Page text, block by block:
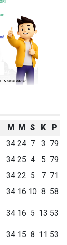
M M S K
P
34 24 7 3 79
34 25 4 5 79
34 22 5 7 71
34 16 10 8 58
34 16 5 13 53
34 15 8 11 53